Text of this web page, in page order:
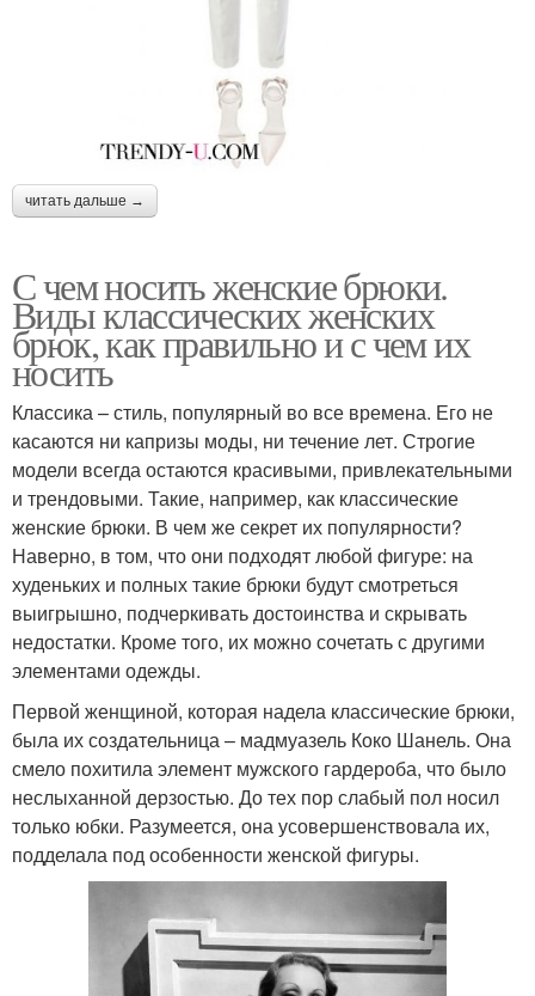
читать дальше →
С чем носить женские брюки.
Виды классических женских
брюк, как правильно и с чем их
носить
Классика – стиль, популярный во все времена. Его не
касаются ни капризы моды, ни течение лет. Строгие
модели всегда остаются красивыми, привлекательными
и трендовыми. Такие, например, как классические
женские брюки. В чем же секрет их популярности?
Наверно, в том, что они подходят любой фигуре: на
худеньких и полных такие брюки будут смотреться
выигрышно, подчеркивать достоинства и скрывать
недостатки. Кроме того, их можно сочетать с другими
элементами одежды.
Первой женщиной, которая надела классические брюки,
была их создательница – мадмуазель Коко Шанель. Она
смело похитила элемент мужского гардероба, что было
неслыханной дерзостью. До тех пор слабый пол носил
только юбки. Разумеется, она усовершенствовала их,
подделала под особенности женской фигуры.